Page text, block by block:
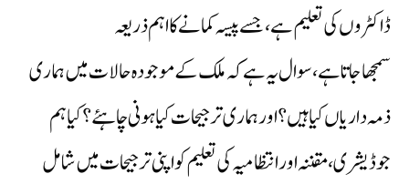
ڈاکٹروں کی تعلیم ہے،جسے پیسہ کمانے کا اہم ذریعہ
سمجھاجاتاہے،سوال یہ ہے کہ ملک کے موجودہ حالات میں ہماری
ذمہ داریاں کیا ہیں؟ اور ہماری ترجیحات کیا ہونی چاہئے؟کیا ہم
جوڈیشری،مقننہ اورانتظامیہ کی تعلیم کو اپنی ترجیحات میں شامل